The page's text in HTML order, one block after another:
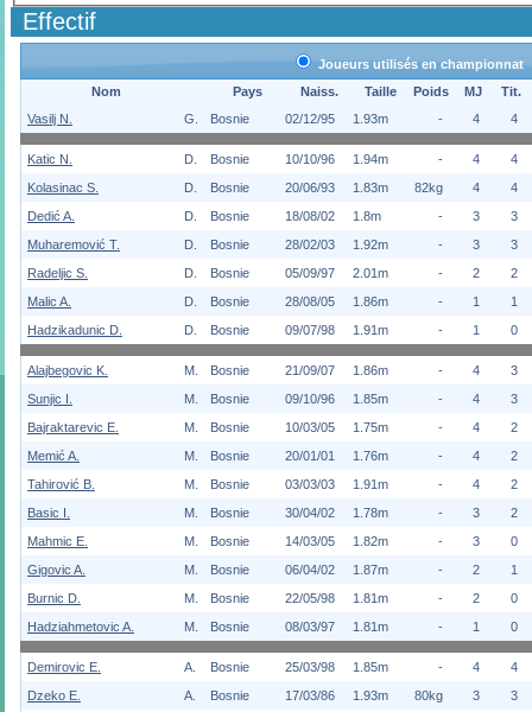
Effectif
Joueurs utilisés en championnat
Nom
Pays Naiss. Taille Poids MJ
Tit.
Vasilj N.
G. Bosnie 02/12/95 1.93m - 4 4
Katic N. D. Bosnie 10/10/96 1.94m - 4
4
Kolasinac S.
D. Bosnie 20/06/93 1.83m 82kg 4
4
Dedić A.
D. Bosnie 18/08/02 1.8m - 3
3
Muharemović T.
D. Bosnie 28/02/03 1.92m - 3
3
Radeljic S.
D. Bosnie 05/09/97 2.01m - 2
2
Malic A.
D. Bosnie 28/08/05 1.86m - 1
1
Hadzikadunic D.
D. Bosnie 09/07/98 1.91m - 1 0
Alajbegovic K. M. Bosnie 21/09/07 1.86m - 4
3
Sunjic I.
M. Bosnie 09/10/96 1.85m - 4
3
Bajraktarevic E.
M. Bosnie 10/03/05 1.75m - 4
2
Memić A.
M. Bosnie 20/01/01 1.76m - 4
2
Tahirović B.
M. Bosnie 03/03/03 1.91m - 4
2
Basic I.
M. Bosnie 30/04/02 1.78m - 3
2
Mahmic E.
M. Bosnie 14/03/05 1.82m - 3
0
Gigovic A.
M. Bosnie 06/04/02 1.87m - 2
1
Burnic D.
M. Bosnie 22/05/98 1.81m - 2
0
Hadziahmetovic A.
M. Bosnie 08/03/97 1.81m - 1 0
Demirovic E. A. Bosnie 25/03/98 1.85m - 4
4
Dzeko E.
A. Bosnie 17/03/86 1.93m 80kg 3
3